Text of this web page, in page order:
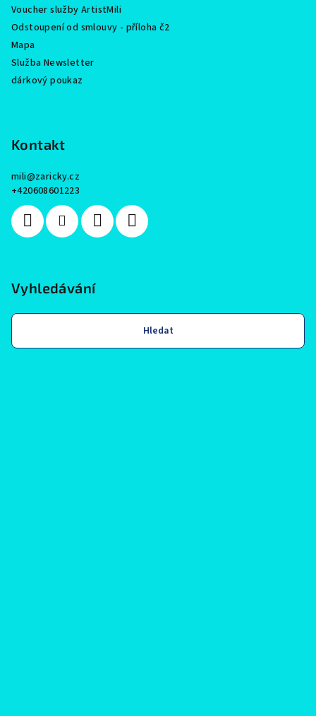
Voucher služby ArtistMili
Odstoupení od smlouvy - příloha č2
Mapa
Služba Newsletter
dárkový poukaz
Kontakt
mili@zaricky.cz
+420608601223
Vyhledávání
Hledat